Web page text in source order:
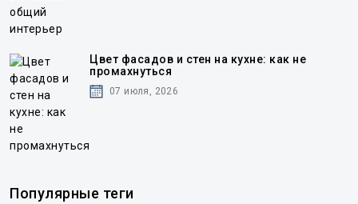
Цвет фасадов и стен на кухне: как не
промахнуться
07 июля, 2026
Популярные теги